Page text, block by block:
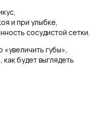
и при улыбке,
сосудистой сетки.
губы»,
будет выглядеть
вами